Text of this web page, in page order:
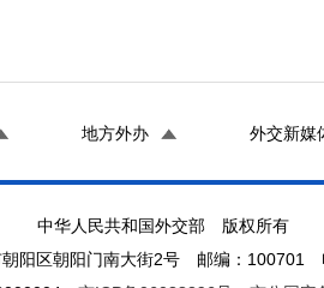
地方外办 外交新媒
中华人民共和国外交部 版权所有
阳区朝阳门南大街2号 邮编：100701